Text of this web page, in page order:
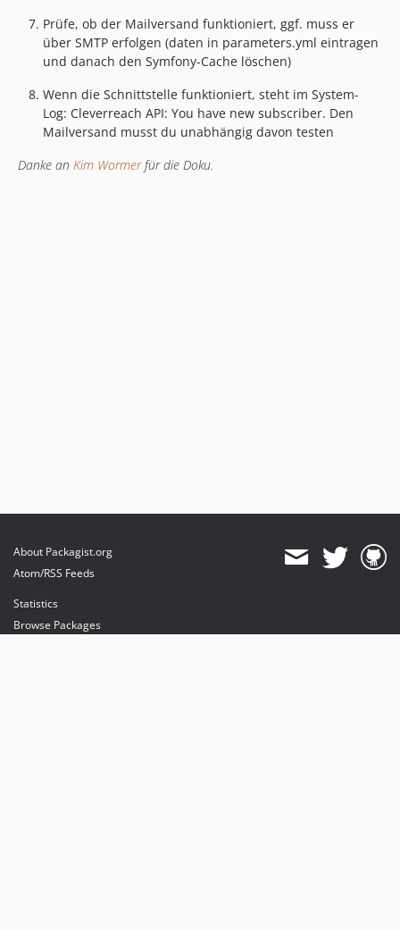
Prüfe, ob der Mailversand funktioniert, ggf. muss er
über SMTP erfolgen (daten in parameters.yml eintragen
und danach den Symfony-Cache löschen)
Wenn die Schnittstelle funktioniert, steht im System-
Log: Cleverreach API: You have new subscriber. Den
Mailversand musst du unabhängig davon testen
Danke an Kim Wormerfür die Doku.
About Packagist.org
Atom/RSS Feeds
Statistics
Browse Packages